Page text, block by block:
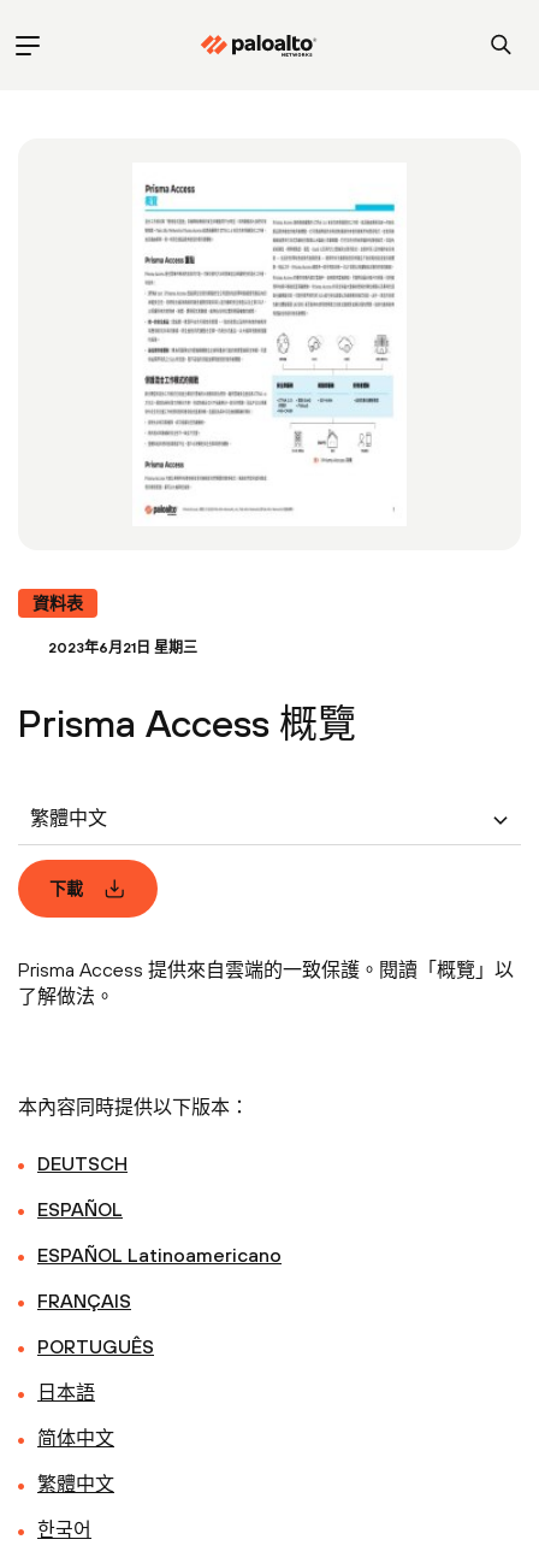
資料表
2023年6月21日 星期三
Prisma Access 概覽
繁體中文
下載
Prisma Access 提供來自雲端的一致保護。閱讀「概覽」以
了解做法。
本內容同時提供以下版本：
DEUTSCH
ESPAÑOL
ESPAÑOL Latinoamericano
FRANÇAIS
PORTUGUÊS
日本語
简体中文
繁體中文
한국어